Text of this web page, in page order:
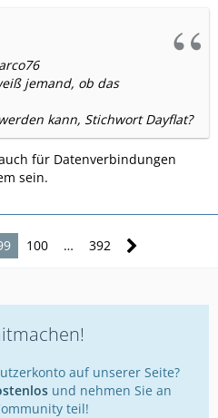
jemand, ob das
kann, Stichwort Dayflat?
für Datenverbindungen
sein.
100 … 392
auf unserer Seite?
und nehmen Sie an
teil!